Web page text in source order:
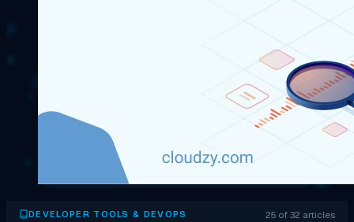
DEVELOPER TOOLS & DEVOPS 25 of 32 articles